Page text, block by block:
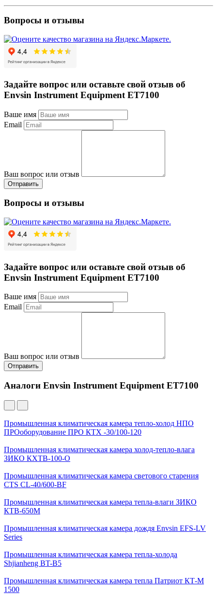
Вопросы и отзывы
Задайте вопрос или оставьте свой отзыв об
Envsin Instrument Equipment ET7100
Ваше имя
Email
Ваш вопрос или отзыв
Отправить
Вопросы и отзывы
Задайте вопрос или оставьте свой отзыв об
Envsin Instrument Equipment ET7100
Ваше имя
Email
Ваш вопрос или отзыв
Отправить
Аналоги Envsin Instrument Equipment ET7100
Промышленная климатическая камера тепло-холод НПО
ПРОоборудование ПРО КТХ -30/100-120
Промышленная климатическая камера холод-тепло-влага
ЗИКО КХТВ-100-О
Промышленная климатическая камера светового старения
CTS CL-40/600-BF
Промышленная климатическая камера тепла-влаги ЗИКО
КТВ-650М
Промышленная климатическая камера дождя Envsin EFS-LV
Series
Промышленная климатическая камера тепла-холода
Shjianheng BT-B5
Промышленная климатическая камера тепла Патриот КТ-М
1500